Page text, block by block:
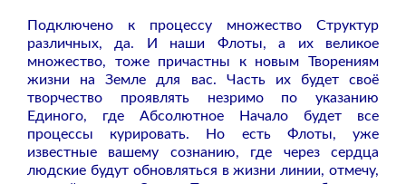
Подключено к процессу множество Структур
различных, да. И наши Флоты, а их великое
множество, тоже причастны к новым Творениям
жизни на Земле для вас. Часть их будет своё
творчество проявлять незримо по указанию
Единого, где Абсолютное Начало будет все
процессы курировать. Но есть Флоты, уже
известные вашему сознанию, где через сердца
людские будут обновляться в жизни линии, отмечу,